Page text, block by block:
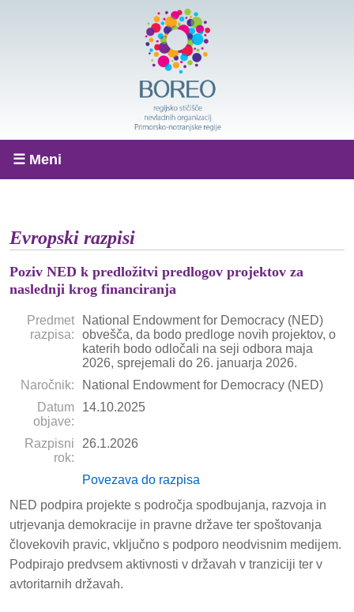
☰ Meni
Evropski razpisi
Poziv NED k predložitvi predlogov projektov za
naslednji krog financiranja
Predmet
razpisa:
National Endowment for Democracy (NED)
obvešča, da bodo predloge novih projektov, o
katerih bodo odločali na seji odbora maja
2026, sprejemali do 26. januarja 2026.
Naročnik:
National Endowment for Democracy (NED)
Datum
objave:
14.10.2025
Razpisni
rok:
26.1.2026
Povezava do razpisa
NED podpira projekte s področja spodbujanja, razvoja in
utrjevanja demokracije in pravne države ter spoštovanja
človekovih pravic, vključno s podporo neodvisnim medijem.
Podpirajo predvsem aktivnosti v državah v tranziciji ter v
avtoritarnih državah.